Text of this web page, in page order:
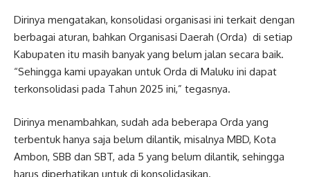
Dirinya mengatakan, konsolidasi organisasi ini terkait dengan
berbagai aturan, bahkan Organisasi Daerah (Orda) di setiap
Kabupaten itu masih banyak yang belum jalan secara baik.
“Sehingga kami upayakan untuk Orda di Maluku ini dapat
terkonsolidasi pada Tahun 2025 ini,” tegasnya.
Dirinya menambahkan, sudah ada beberapa Orda yang
terbentuk hanya saja belum dilantik, misalnya MBD, Kota
Ambon, SBB dan SBT, ada 5 yang belum dilantik, sehingga
harus diperhatikan untuk di konsolidasikan.